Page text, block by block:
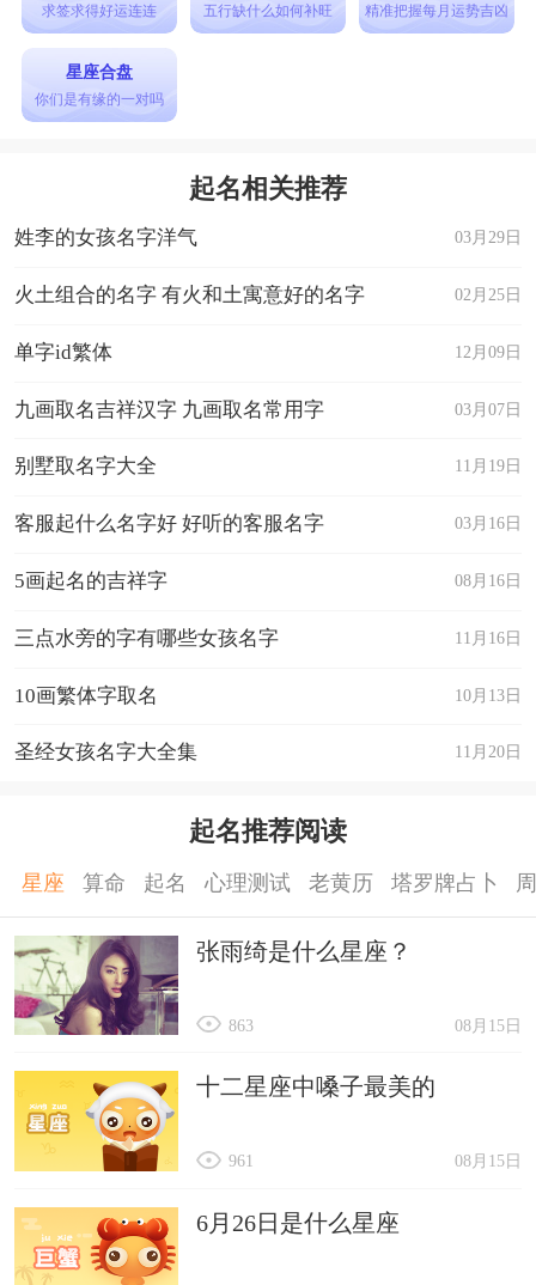
求签求得好运连连 五行缺什么如何补旺 精准把握每月运势吉凶
星座合盘
你们是有缘的一对吗
起名相关推荐
03月29日
姓李的女孩名字洋气
02月25日
火土组合的名字 有火和土寓意好的名字
12月09日
单字id繁体
03月07日
九画取名吉祥汉字 九画取名常用字
11月19日
别墅取名字大全
03月16日
客服起什么名字好 好听的客服名字
08月16日
5画起名的吉祥字
11月16日
三点水旁的字有哪些女孩名字
10月13日
10画繁体字取名
11月20日
圣经女孩名字大全集
起名推荐阅读
星座 算命 起名 心理测试 老黄历 塔罗牌占卜
张雨绮是什么星座？
08月15日
863
十二星座中嗓子最美的
08月15日
961
6月26日是什么星座